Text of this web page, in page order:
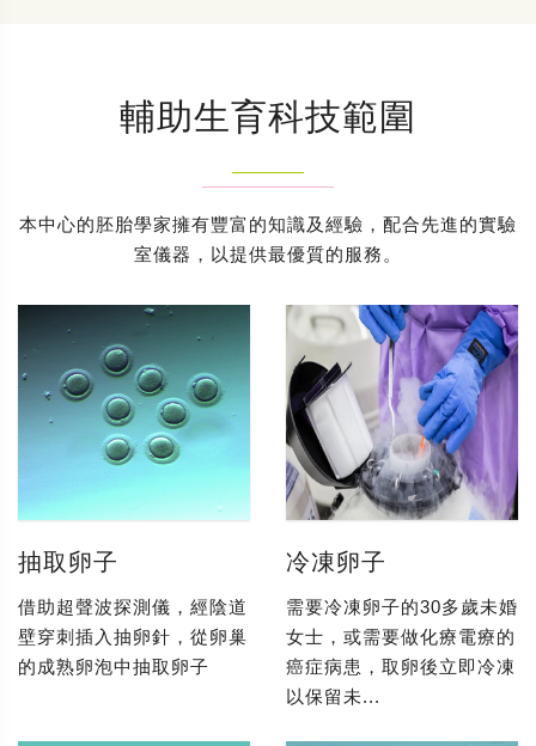
輔助生育科技範圍
本中心的胚胎學家擁有豐富的知識及經驗，配合先進的實驗
室儀器，以提供最優質的服務。
抽取卵子
借助超聲波探測儀，經陰道
壁穿刺插入抽卵針，從卵巢
的成熟卵泡中抽取卵子
冷凍卵子
需要冷凍卵子的30多歲未婚
女士，或需要做化療電療的
癌症病患，取卵後立即冷凍
以保留未...